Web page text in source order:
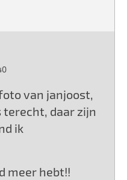
van janjoost,
daar zijn
ik
meer hebt!!